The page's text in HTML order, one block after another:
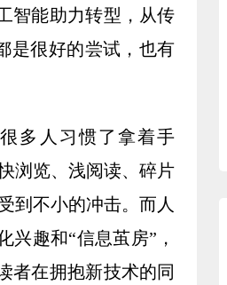
智能助力转型，从传
是很好的尝试，也有
多人习惯了拿着手
浏览、浅阅读、碎片
到不小的冲击。而人
趣和“信息茧房”，
者在拥抱新技术的同